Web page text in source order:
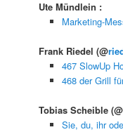
Ute Mündlein :
Marketing-
Frank Riedel(@
467 SlowUp
468 der Grill
Tobias Scheible(@
Sie, du, ihr